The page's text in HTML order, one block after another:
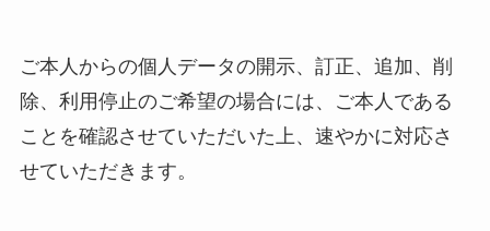
ご本人からの個人データの開示、訂正、追加、削
除、利用停止のご希望の場合には、ご本人である
ことを確認させていただいた上、速やかに対応さ
せていただきます。